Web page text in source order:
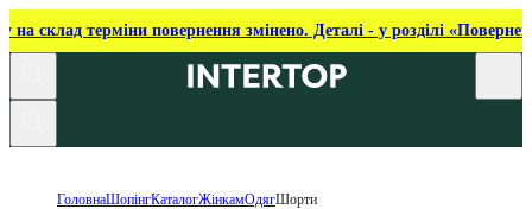
на склад терміни повернення змінено. Деталі - у розділі
ГоловнаШопінгКаталогЖінкамОдягШорти